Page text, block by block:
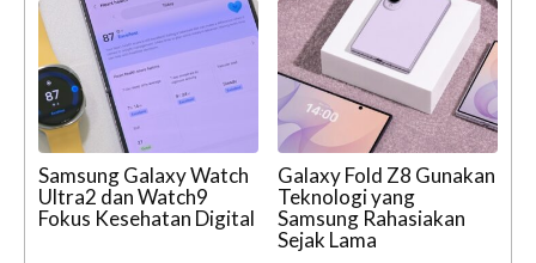
Samsung Galaxy Watch
Ultra2 dan Watch9
Fokus Kesehatan Digital
Galaxy Fold Z8 Gunakan
Teknologi yang
Samsung Rahasiakan
Sejak Lama